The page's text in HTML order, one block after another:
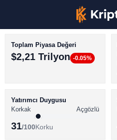
BİTCOİN HABERLERİ
ALTCOİN HABERLERİ
Toplam Piyasa Değeri
$2,21 Trilyon -0.05%
Yatırımcı Duygusu
Korkak
Açgözlü
31/100Korku